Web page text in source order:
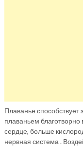
Плаванье способствует
плаваньем
сердце, больше
нервная система .